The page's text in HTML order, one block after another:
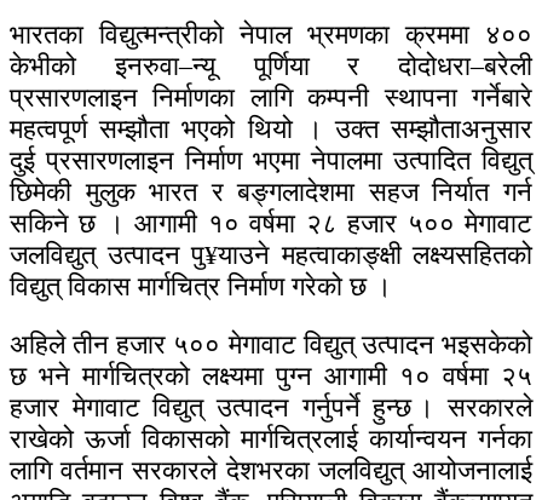
भारतका विद्युत्मन्त्रीको नेपाल भ्रमणका क्रममा ४००
केभीको इनरुवा–न्यू पूर्णिया र दोदोधरा–बरेली
प्रसारणलाइन निर्माणका लागि कम्पनी स्थापना गर्नेबारे
महत्वपूर्ण सम्झौता भएको थियो । उक्त सम्झौताअनुसार
दुई प्रसारणलाइन निर्माण भएमा नेपालमा उत्पादित विद्युत्
छिमेकी मुलुक भारत र बङ्गलादेशमा सहज निर्यात गर्न
सकिने छ । आगामी १० वर्षमा २८ हजार ५०० मेगावाट
जलविद्युत् उत्पादन पु¥याउने महत्वाकाङ्क्षी लक्ष्यसहितको
विद्युत् विकास मार्गचित्र निर्माण गरेको छ ।
अहिले तीन हजार ५०० मेगावाट विद्युत् उत्पादन भइसकेको
छ भने मार्गचित्रको लक्ष्यमा पुग्न आगामी १० वर्षमा २५
हजार मेगावाट विद्युत् उत्पादन गर्नुपर्ने हुन्छ । सरकारले
राखेको ऊर्जा विकासको मार्गचित्रलाई कार्यान्वयन गर्नका
लागि वर्तमान सरकारले देशभरका जलविद्युत् आयोजनालाई